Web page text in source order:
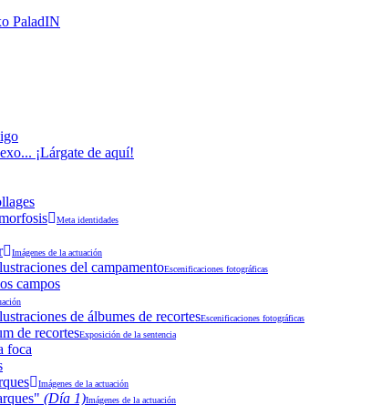
PaladIN
¡Lárgate de aquí!
Meta identidades
Imágenes de la actuación
del campamentoEscenificaciones fotográficas
campos
de álbumes de recortesEscenificaciones fotográficas
de recortesExposición de la sentencia
foca
Imágenes de la actuación
(Día 1)Imágenes de la actuación